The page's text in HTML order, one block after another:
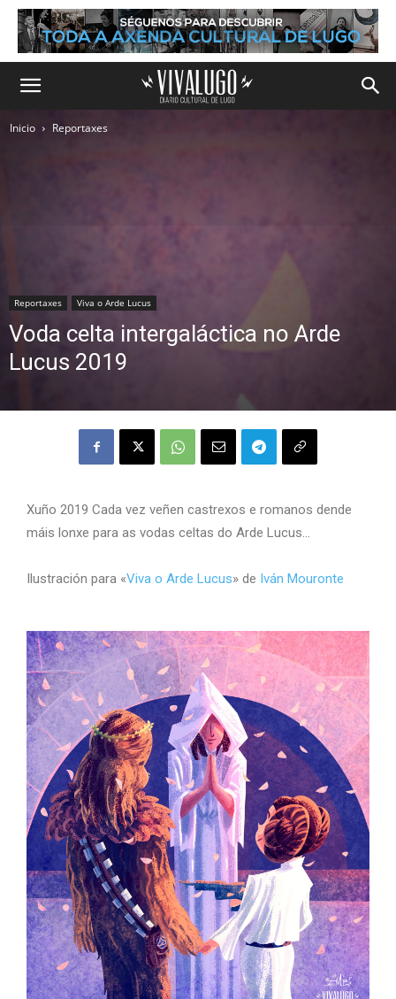
Inicio Reportaxes
Reportaxes Viva o Arde Lucus
Voda celta intergaláctica no Arde
Lucus 2019
Xuño 2019 Cada vez veñen castrexos e romanos dende
máis lonxe para as vodas celtas do Arde Lucus…
Ilustración para «Viva o Arde Lucus» de Iván Mouronte